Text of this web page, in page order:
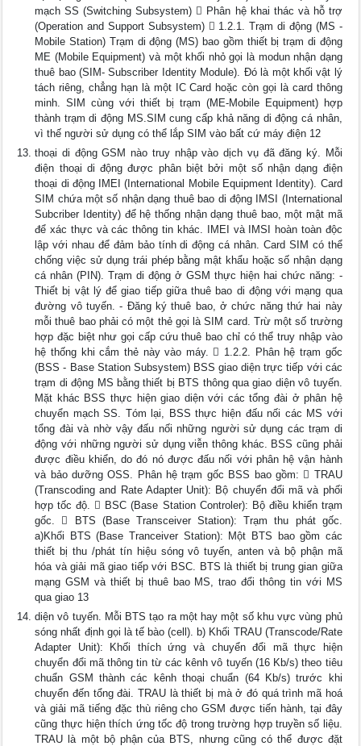
mạch SS (Switching Subsystem)  Phân hệ khai thác và hỗ trợ
(Operation and Support Subsystem)  1.2.1. Trạm di động (MS -
Mobile Station) Trạm di động (MS) bao gồm thiết bị trạm di động
ME (Mobile Equipment) và một khối nhỏ gọi là modun nhận dạng
thuê bao (SIM- Subscriber Identity Module). Đó là một khối vật lý
tách riêng, chẳng hạn là một IC Card hoặc còn gọi là card thông
minh. SIM cùng với thiết bị trạm (ME-Mobile Equipment) hợp
thành trạm di động MS.SIM cung cấp khả năng di động cá nhân,
vì thế người sử dụng có thể lắp SIM vào bất cứ máy điện 12
thoại di động GSM nào truy nhập vào dịch vụ đã đăng ký. Mỗi
điện thoại di động được phân biệt bởi một số nhận dạng điện
thoại di động IMEI (International Mobile Equipment Identity). Card
SIM chứa một số nhận dạng thuê bao di động IMSI (International
Subcriber Identity) để hệ thống nhận dạng thuê bao, một mật mã
để xác thực và các thông tin khác. IMEI và IMSI hoàn toàn độc
lập với nhau để đảm bảo tính di động cá nhân. Card SIM có thể
chống việc sử dụng trái phép bằng mật khẩu hoặc số nhận dạng
cá nhân (PIN). Trạm di động ở GSM thực hiện hai chức năng: -
Thiết bị vật lý để giao tiếp giữa thuê bao di động với mạng qua
đường vô tuyến. - Đăng ký thuê bao, ở chức năng thứ hai này
mỗi thuê bao phải có một thẻ gọi là SIM card. Trừ một số trường
hợp đặc biệt như gọi cấp cứu thuê bao chỉ có thể truy nhập vào
hệ thống khi cắm thẻ này vào máy.  1.2.2. Phân hệ trạm gốc
(BSS - Base Station Subsystem) BSS giao diện trực tiếp với các
trạm di động MS bằng thiết bị BTS thông qua giao diện vô tuyến.
Mặt khác BSS thực hiện giao diện với các tổng đài ở phân hệ
chuyển mạch SS. Tóm lại, BSS thực hiện đấu nối các MS với
tổng đài và nhờ vậy đấu nối những người sử dụng các trạm di
động với những người sử dụng viễn thông khác. BSS cũng phải
được điều khiển, do đó nó được đấu nối với phân hệ vận hành
và bảo dưỡng OSS. Phân hệ trạm gốc BSS bao gồm:  TRAU
(Transcoding and Rate Adapter Unit): Bộ chuyển đổi mã và phối
hợp tốc độ.  BSC (Base Station Controler): Bộ điều khiển trạm
gốc.  BTS (Base Transceiver Station): Trạm thu phát gốc.
a)Khối BTS (Base Tranceiver Station): Một BTS bao gồm các
thiết bị thu /phát tín hiệu sóng vô tuyến, anten và bộ phận mã
hóa và giải mã giao tiếp với BSC. BTS là thiết bị trung gian giữa
mạng GSM và thiết bị thuê bao MS, trao đổi thông tin với MS
qua giao 13
diện vô tuyến. Mỗi BTS tạo ra một hay một số khu vực vùng phủ
sóng nhất định gọi là tế bào (cell). b) Khối TRAU (Transcode/Rate
Adapter Unit): Khối thích ứng và chuyển đổi mã thực hiện
chuyển đổi mã thông tin từ các kênh vô tuyến (16 Kb/s) theo tiêu
chuẩn GSM thành các kênh thoại chuẩn (64 Kb/s) trước khi
chuyển đến tổng đài. TRAU là thiết bị mà ở đó quá trình mã hoá
và giải mã tiếng đặc thù riêng cho GSM được tiến hành, tại đây
cũng thực hiện thích ứng tốc độ trong trường hợp truyền số liệu.
TRAU là một bộ phận của BTS, nhưng cũng có thể được đặt